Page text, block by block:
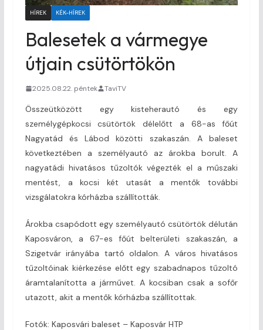
HÍREK KÉK-HÍREK
Balesetek a vármegye
útjain csütörtökön
2025.08.22. péntek TaviTV
Összeütközött egy kisteherautó és egy
személygépkocsi csütörtök délelőtt a 68-as főút
Nagyatád és Lábod közötti szakaszán. A baleset
következtében a személyautó az árokba borult. A
nagyatádi hivatásos tűzoltók végezték el a műszaki
mentést, a kocsi két utasát a mentők további
vizsgálatokra kórházba szállították.
Árokba csapódott egy személyautó csütörtök délután
Kaposváron, a 67-es főút belterületi szakaszán, a
Szigetvár irányába tartó oldalon. A város hivatásos
tűzoltóinak kiérkezése előtt egy szabadnapos tűzoltó
áramtalanította a járművet. A kocsiban csak a sofőr
utazott, akit a mentők kórházba szállítottak.
Fotók: Kaposvári baleset – Kaposvár HTP